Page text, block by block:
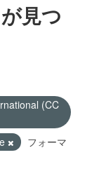
見つ
(CC
フォーマ